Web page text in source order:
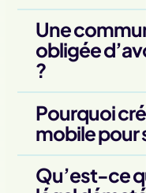
Une
obligée
?
Pourquoi
mobile pour
Qu’est-ce